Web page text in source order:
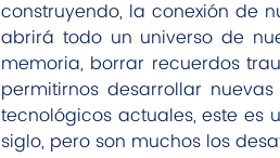
construyendo, la conexión de
abrirá todo un universo de
memoria, borrar recuerdos
permitirnos desarrollar
tecnológicos actuales, este
siglo, pero son muchos los